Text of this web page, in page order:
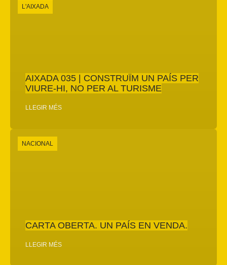
AIXADA 035 | CONSTRUÏM UN PAÍS PER
VIURE-HI, NO PER AL TURISME
LLEGIR MÉS
L'AIXADA
CARTA OBERTA. UN PAÍS EN VENDA.
LLEGIR MÉS
NACIONAL